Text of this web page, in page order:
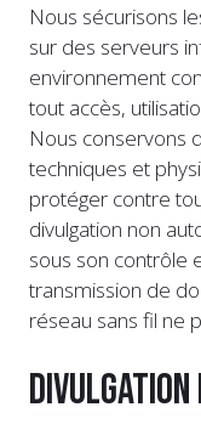
Nous sécurisons
sur des serveurs
environnement
tout accès,
Nous conservons
techniques et
protéger contre
divulgation non
sous son contrôle
transmission de
réseau sans fil ne